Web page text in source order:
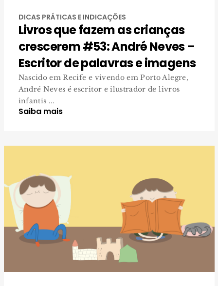
DICAS PRÁTICAS E INDICAÇÕES
Livros que fazem as crianças
crescerem #53: André Neves –
Escritor de palavras e imagens
Nascido em Recife e vivendo em Porto Alegre,
André Neves é escritor e ilustrador de livros
infantis ...
Saiba mais